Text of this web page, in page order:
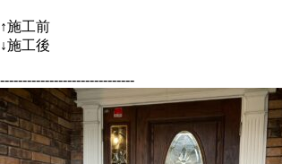
↑施工前
↓施工後
------------------------------